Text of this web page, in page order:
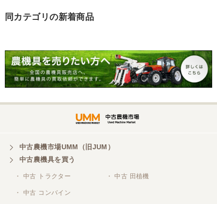
械の説明をしていただき感謝しています。 そして、
この度無事に稲刈りを行い、終了しました。 農機リ
ンクスさん、ありがとうございました。
同カテゴリの新着商品
中古農機市場UMM（旧JUM）
中古農機具を買う
・ 中古 トラクター ・ 中古 田植機
・ 中古 コンバイン